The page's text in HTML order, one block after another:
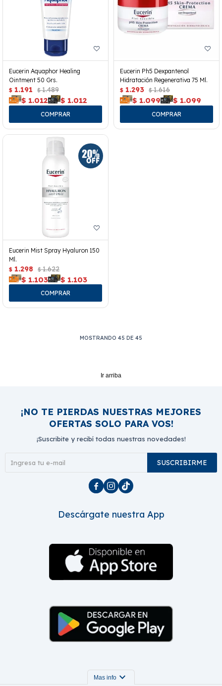
Eucerin Aquaphor Healing
Ointment 50 Grs.
$ 1.191 $ 1.489
$ 1.012 $ 1.012
Eucerin Ph5 Dexpantenol
Hidratación Regenerativa 75 Ml.
$ 1.293 $ 1.616
$ 1.099 $ 1.099
Eucerin Mist Spray Hyaluron 150
Ml.
$ 1.298 $ 1.622
$ 1.103 $ 1.103
MOSTRANDO 45 DE 45
Ir arriba
¡NO TE PIERDAS NUESTRAS MEJORES
OFERTAS SOLO PARA VOS!
¡Suscribite y recibí todas nuestras novedades!
SUSCRIBIRME
  
Descárgate nuestra App
Mas info expand_more